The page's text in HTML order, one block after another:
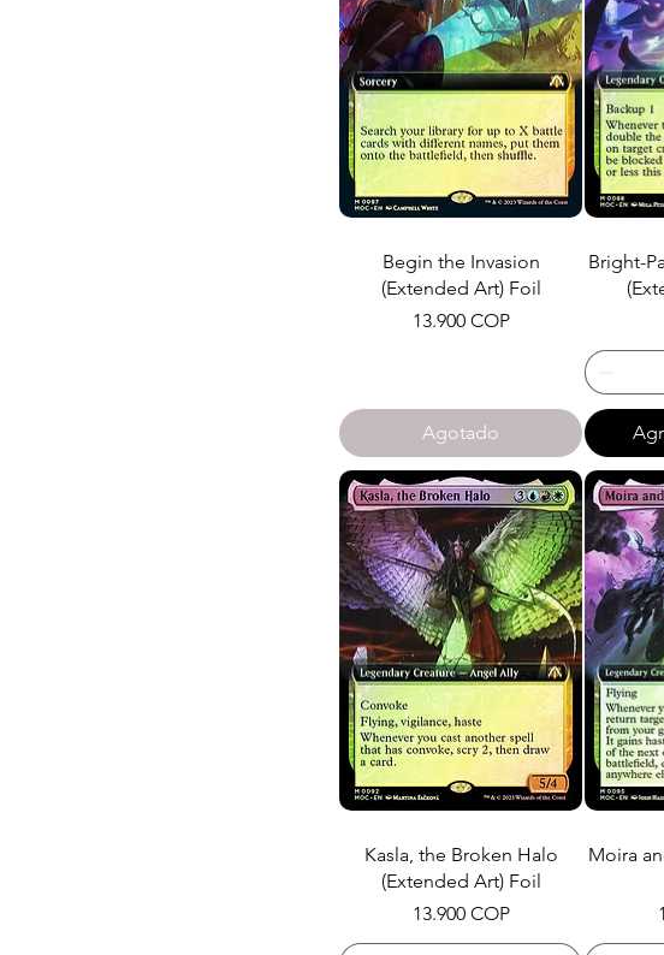
Begin the Invasion
(Extended Art) Foil
Precio
13.900 COP
Agotado
Bright-
Kasla, the Broken Halo
(Extended Art) Foil
Precio
13.900 COP
Moira